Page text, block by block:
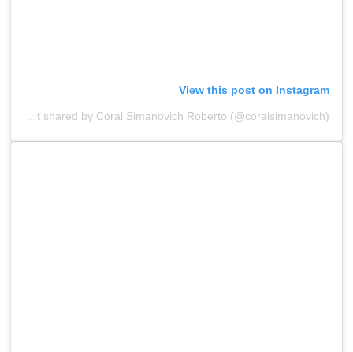
View this post on Instagram